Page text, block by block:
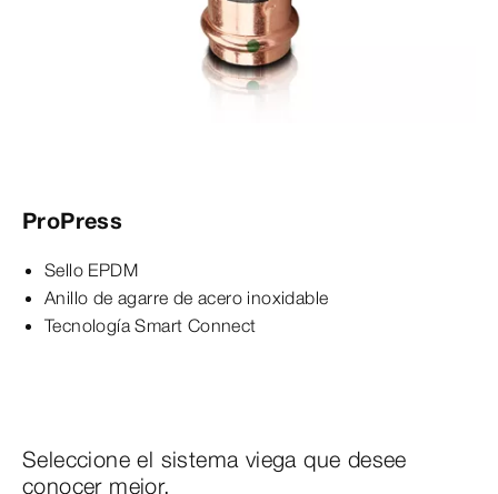
ProPress
Sello EPDM
Anillo de agarre de acero inoxidable
Tecnología Smart Connect
Seleccione el sistema viega que desee
conocer mejor.